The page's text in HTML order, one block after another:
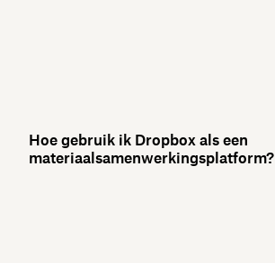
Hoe gebruik ik Dropbox als een
materiaalsamenwerkingsplatform?